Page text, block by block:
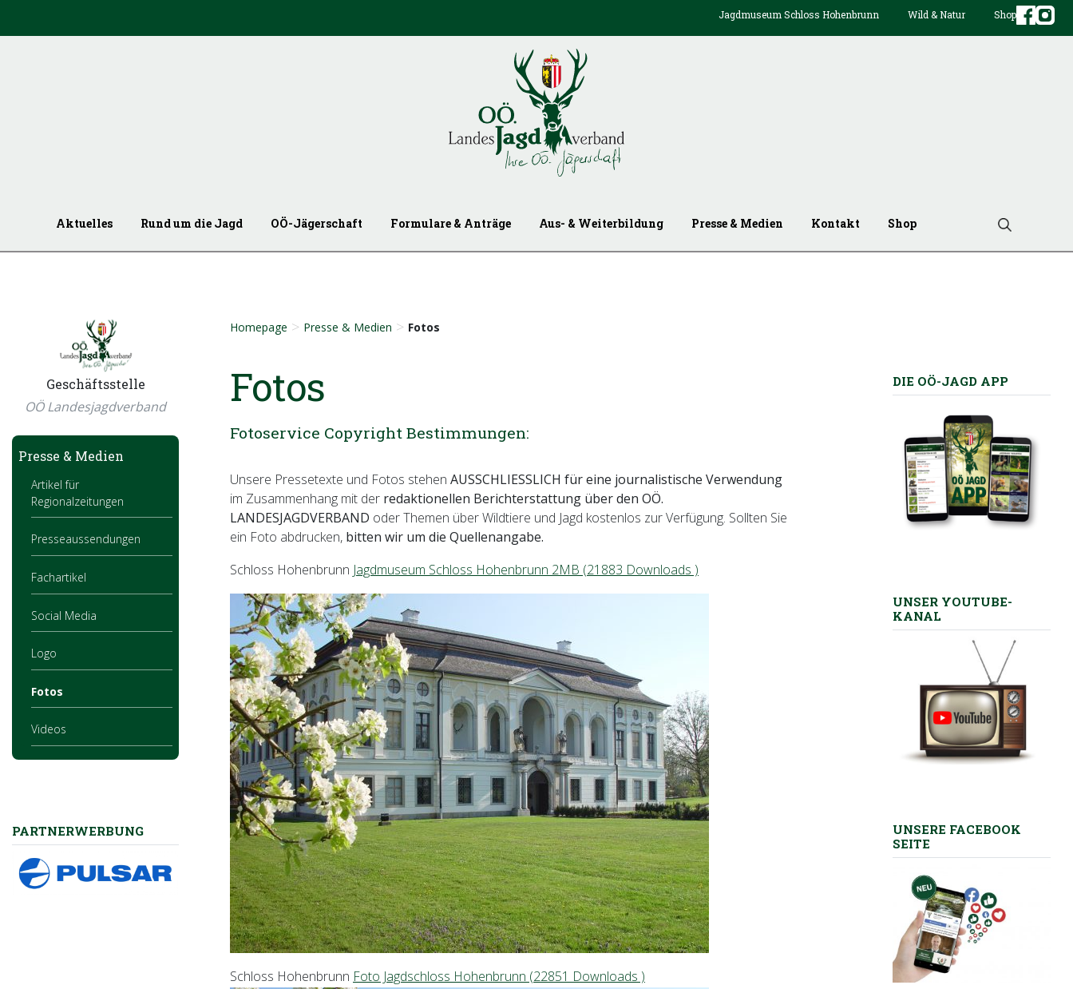
Jagdmuseum Schloss Hohenbrunn Wild & Natur Shop
Aktuelles Rund um die Jagd OÖ-Jägerschaft Formulare & Anträge Aus- & Weiterbildung Presse & Medien Kontakt Shop
Geschäftsstelle
OÖ Landesjagdverband
Presse & Medien
Artikel für
Regionalzeitungen
Presseaussendungen
Fachartikel
Social Media
Logo
Fotos
Videos
PARTNERWERBUNG
Homepage > Presse & Medien > Fotos
Fotos
Fotoservice Copyright Bestimmungen:
Unsere Pressetexte und Fotos stehen AUSSCHLIESSLICH für eine journalistische Verwendung
im Zusammenhang mit der redaktionellen Berichterstattung über den OÖ.
LANDESJAGDVERBAND oder Themen über Wildtiere und Jagd kostenlos zur Verfügung. Sollten Sie
ein Foto abdrucken, bitten wir um die Quellenangabe.
Schloss Hohenbrunn Jagdmuseum Schloss Hohenbrunn 2MB (21883 Downloads )
Schloss Hohenbrunn Foto Jagdschloss Hohenbrunn (22851 Downloads )
DIE OÖ-JAGD APP
UNSER YOUTUBE-
KANAL
UNSERE FACEBOOK
SEITE